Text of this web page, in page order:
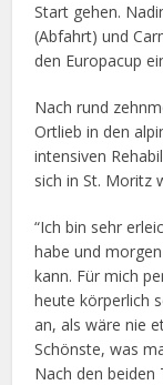
Start gehen.
(Abfahrt) und
den Europacup
Nach rund
Ortlieb in den
intensiven
sich in St. Moritz
“Ich bin sehr
habe und
kann. Für mich
heute körperlich
an, als wäre nie
Schönste, was
Nach den beiden